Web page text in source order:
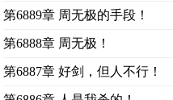
第6889章 周无极的手段！
第6888章 周无极！
第6887章 好剑，但人不行！